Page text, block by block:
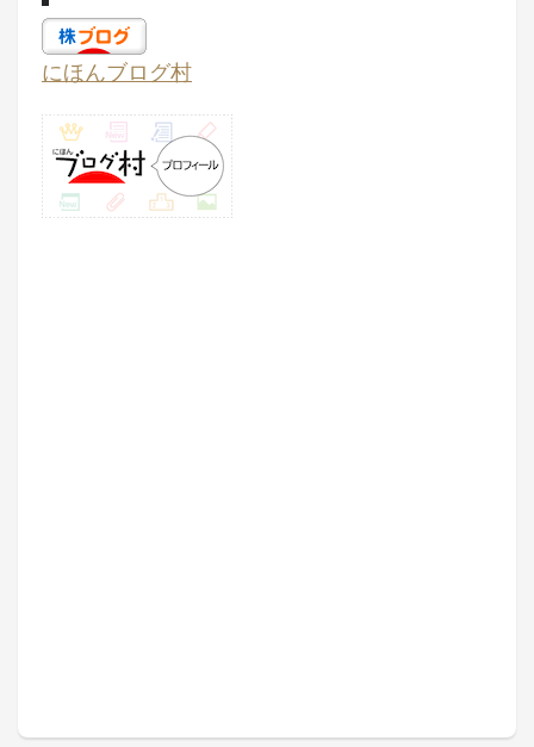
にほんブログ村